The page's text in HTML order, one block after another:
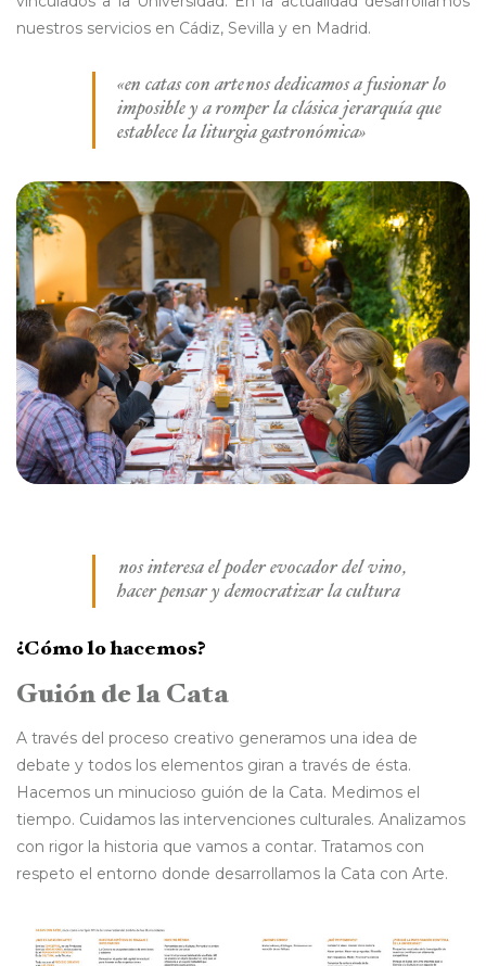
nuestros servicios en Cádiz, Sevilla y en Madrid.
«en catas con arte nos dedicamos a fusionar lo
imposible y a romper la clásica jerarquía que
establece la liturgia gastronómica»
nos interesa el poder evocador del vino,
hacer pensar y democratizar la cultura
¿Cómo lo hacemos?
Guión de la Cata
A través del proceso creativo generamos una idea de
debate y todos los elementos giran a través de ésta.
Hacemos un minucioso guión de la Cata. Medimos el
tiempo. Cuidamos las intervenciones culturales. Analizamos
con rigor la historia que vamos a contar. Tratamos con
respeto el entorno donde desarrollamos la Cata con Arte.